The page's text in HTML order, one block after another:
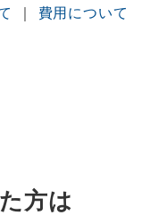
｜ 費用について
方は